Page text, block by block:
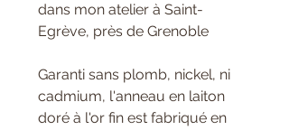
dans mon atelier à Saint-
Egrève, près de Grenoble
Garanti sans plomb, nickel, ni
cadmium, l'anneau en laiton
doré à l'or fin est fabriqué en